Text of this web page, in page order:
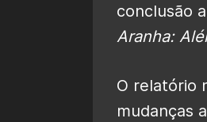
conclusão
Aranha:
O relatório
mudanças